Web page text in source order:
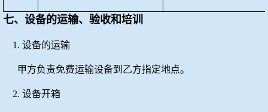
七、设备的运输、验收和培训
1. 设备的运输
甲方负责免费运输设备到乙方指定地点。
2. 设备开箱